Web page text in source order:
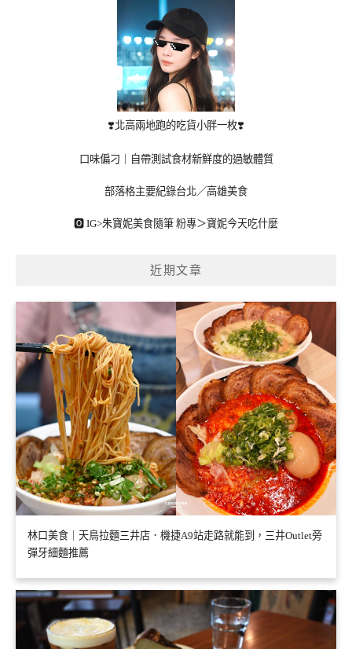
❣️北高兩地跑的吃貨小胖一枚❣️
口味偏刁｜自帶測試食材新鮮度的過敏體質
部落格主要紀錄台北／高雄美食
🅾 IG>朱寶妮美食隨筆 粉專＞寶妮今天吃什麼
近期文章
林口美食｜天鳥拉麵三井店．機捷A9站走路就能到，三井Outlet旁
彈牙細麵推薦